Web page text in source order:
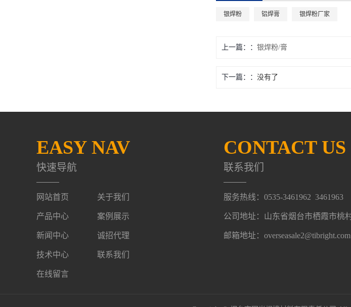
银焊粉 铝焊膏 银焊粉厂家
上一篇： 银焊粉/膏
下一篇： 没有了
EASY NAV
快速导航
网站首页 关于我们
产品中心 案例展示
新闻中心 诚招代理
技术中心 联系我们
在线留言
CONTACT US
联系我们
服务热线：0535-3461962 3461963
公司地址：山东省烟台市栖霞市桃
邮箱地址：overseasale2@tibright.com